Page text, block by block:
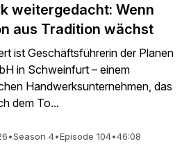
weitergedacht: Wenn
aus Tradition wächst
ist Geschäftsführerin der Planen
in Schweinfurt – einem
Handwerksunternehmen, das
dem To...
•Season 4•Episode 104•46:08